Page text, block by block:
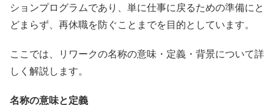
ションプログラムであり、単に仕事に戻るための準備にと
どまらず、再休職を防ぐことまでを目的としています。
ここでは、リワークの名称の意味・定義・背景について詳
しく解説します。
名称の意味と定義